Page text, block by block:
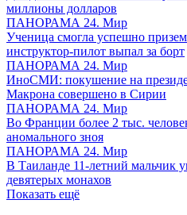
миллионы долларов
ПАНОРАМА 24. Мир
Ученица смогла успешно
инструктор-пилот выпал за борт
ПАНОРАМА 24. Мир
ИноСМИ: покушение на
Макрона совершено в Сирии
ПАНОРАМА 24. Мир
Во Франции более 2 тыс.
аномального зноя
ПАНОРАМА 24. Мир
В Таиланде 11-летний мальчик
девятерых монахов
Показать ещё